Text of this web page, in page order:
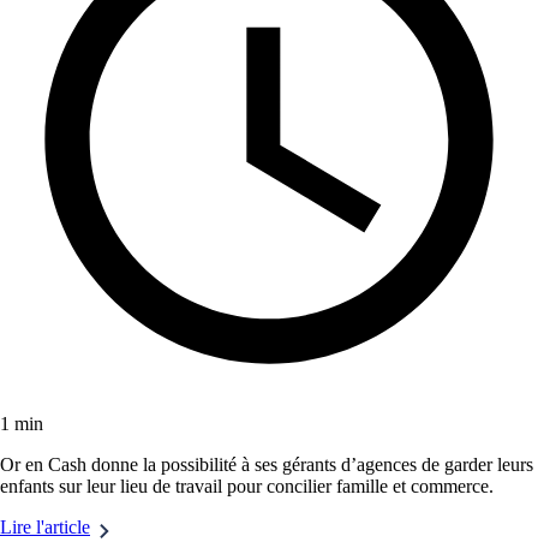
1 min
Or en Cash donne la possibilité à ses gérants d’agences de garder leurs
enfants sur leur lieu de travail pour concilier famille et commerce.
Lire l'article